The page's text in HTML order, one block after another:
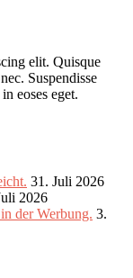
elit. Quisque
Suspendisse
eoses eget.
31. Juli 2026
2026
der Werbung. 3.